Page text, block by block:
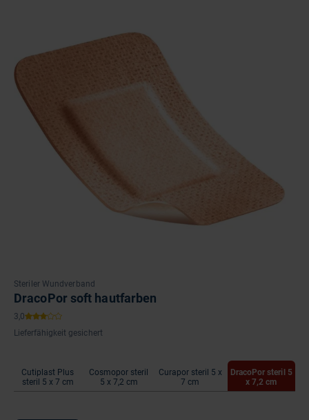
Steriler Wundverband
DracoPor soft hautfarben
Lieferfähigkeit gesichert
Cutiplast Plus
steril 5 x 7 cm
Cosmopor steril
5 x 7,2 cm
Curapor steril 5 x
7 cm
DracoPor steril 5
x 7,2 cm